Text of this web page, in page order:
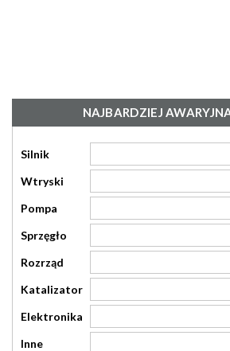
NAJBARDZIEJ
Silnik
Wtryski
Pompa
Sprzęgło
Rozrząd
Katalizator
Elektronika
Inne